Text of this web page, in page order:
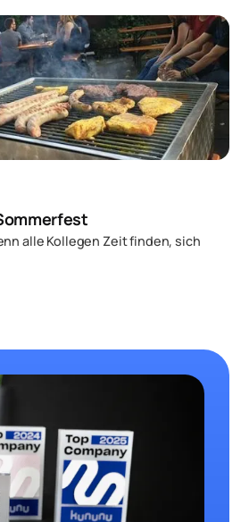
alle Kollegen Zeit finden, sich